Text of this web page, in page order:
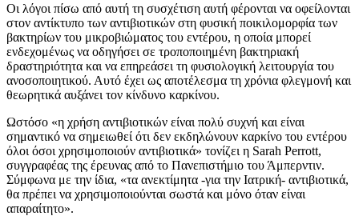
Οι λόγοι πίσω από αυτή τη συσχέτιση αυτή φέρονται να οφείλονται
στον αντίκτυπο των αντιβιοτικών στη φυσική ποικιλομορφία των
βακτηρίων του μικροβιώματος του εντέρου, η οποία μπορεί
ενδεχομένως να οδηγήσει σε τροποποιημένη βακτηριακή
δραστηριότητα και να επηρεάσει τη φυσιολογική λειτουργία του
ανοσοποιητικού. Αυτό έχει ως αποτέλεσμα τη χρόνια φλεγμονή και
θεωρητικά αυξάνει τον κίνδυνο καρκίνου.
Ωστόσο «η χρήση αντιβιοτικών είναι πολύ συχνή και είναι
σημαντικό να σημειωθεί ότι δεν εκδηλώνουν καρκίνο του εντέρου
όλοι όσοι χρησιμοποιούν αντιβιοτικά» τονίζει η Sarah Perrott,
συγγραφέας της έρευνας από το Πανεπιστήμιο του Άμπερντιν.
Σύμφωνα με την ίδια, «τα ανεκτίμητα -για την Ιατρική- αντιβιοτικά,
θα πρέπει να χρησιμοποιούνται σωστά και μόνο όταν είναι
απαραίτητο».